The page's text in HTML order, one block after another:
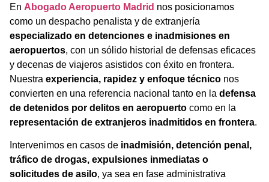
En Abogado Aeropuerto Madrid nos posicionamos
como un despacho penalista y de extranjería
especializado en detenciones e inadmisiones en
aeropuertos, con un sólido historial de defensas eficaces
y decenas de viajeros asistidos con éxito en frontera.
Nuestra experiencia, rapidez y enfoque técnico nos
convierten en una referencia nacional tanto en la defensa
de detenidos por delitos en aeropuerto como en la
representación de extranjeros inadmitidos en frontera.
Intervenimos en casos de inadmisión, detención penal,
tráfico de drogas, expulsiones inmediatas o
solicitudes de asilo, ya sea en fase administrativa